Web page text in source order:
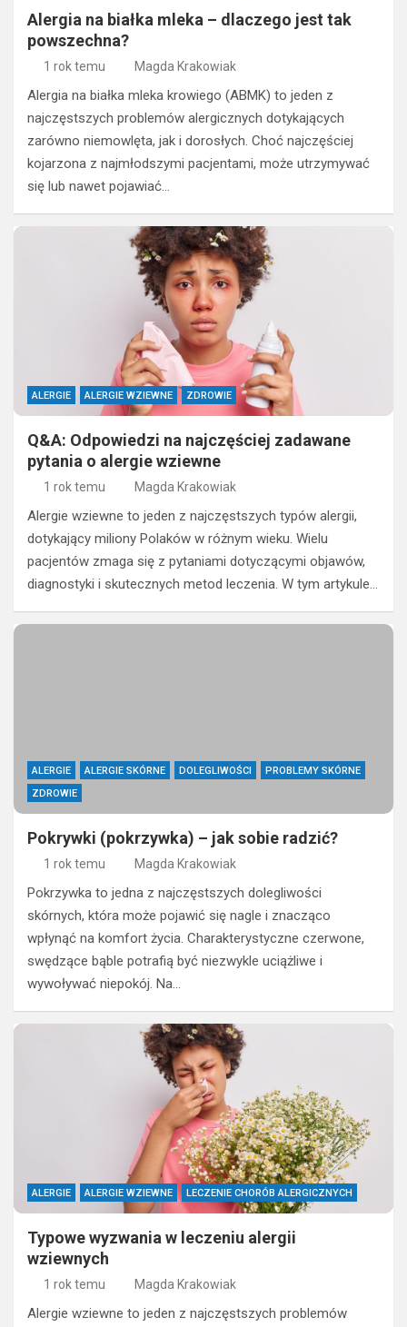
Alergia na białka mleka – dlaczego jest tak
powszechna?
1 rok temu Magda Krakowiak
Alergia na białka mleka krowiego (ABMK) to jeden z
najczęstszych problemów alergicznych dotykających
zarówno niemowlęta, jak i dorosłych. Choć najczęściej
kojarzona z najmłodszymi pacjentami, może utrzymywać
się lub nawet pojawiać…
ALERGIE ALERGIE WZIEWNE ZDROWIE
Q&A: Odpowiedzi na najczęściej zadawane
pytania o alergie wziewne
1 rok temu Magda Krakowiak
Alergie wziewne to jeden z najczęstszych typów alergii,
dotykający miliony Polaków w różnym wieku. Wielu
pacjentów zmaga się z pytaniami dotyczącymi objawów,
diagnostyki i skutecznych metod leczenia. W tym artykule…
ALERGIE ALERGIE SKÓRNE DOLEGLIWOŚCI
PROBLEMY SKÓRNE
ZDROWIE
Pokrywki (pokrzywka) – jak sobie radzić?
1 rok temu Magda Krakowiak
Pokrzywka to jedna z najczęstszych dolegliwości
skórnych, która może pojawić się nagle i znacząco
wpłynąć na komfort życia. Charakterystyczne czerwone,
swędzące bąble potrafią być niezwykle uciążliwe i
wywoływać niepokój. Na…
ALERGIE ALERGIE WZIEWNE LECZENIE CHORÓB ALERGICZNYCH
Typowe wyzwania w leczeniu alergii
wziewnych
1 rok temu Magda Krakowiak
Alergie wziewne to jeden z najczęstszych problemów